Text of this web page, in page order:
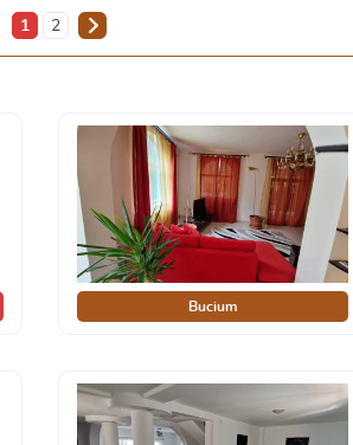
1 2
Bucium